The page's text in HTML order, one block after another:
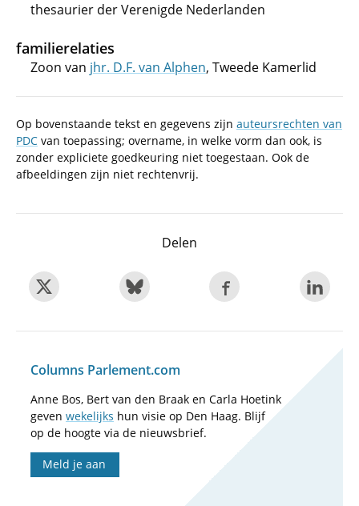
thesaurier der Verenigde Nederlanden
familierelaties
Zoon van jhr. D.F. van Alphen, Tweede Kamerlid
Op bovenstaande tekst en gegevens zijn auteursrechten van
PDC van toepassing; overname, in welke vorm dan ook, is
zonder expliciete goedkeuring niet toegestaan. Ook de
afbeeldingen zijn niet rechtenvrij.
Delen
Columns Parlement.com
Anne Bos, Bert van den Braak en Carla Hoetink
geven wekelijks hun visie op Den Haag. Blijf
op de hoogte via de nieuwsbrief.
Meld je aan